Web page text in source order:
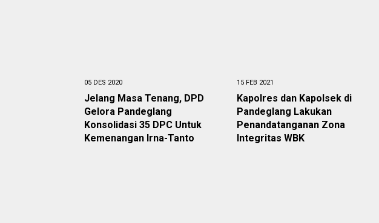
05 DES 2020
Jelang Masa Tenang, DPD
Gelora Pandeglang
Konsolidasi 35 DPC Untuk
Kemenangan Irna-Tanto
15 FEB 2021
Kapolres dan Kapolsek di
Pandeglang Lakukan
Penandatanganan Zona
Integritas WBK